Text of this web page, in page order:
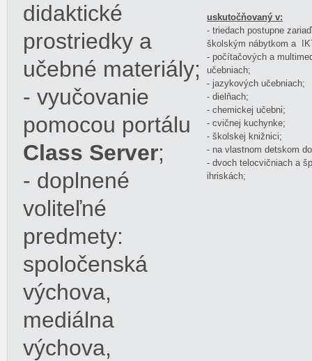
didaktické
prostriedky a
učebné materiály;
- vyučovanie
pomocou portálu
Class Server;
- doplnené
voliteľné
predmety:
spoločenská
výchova,
mediálna
výchova,
uskutočňovaný v:
- triedach postupne
školským nábytkom a
- počítačových a
učebniach;
- jazykových učebniach;
- dielňach;
- chemickej učebni;
- cvičnej kuchynke;
- školskej knižnici;
- na vlastnom detskom
- dvoch telocvičniach a
ihriskách;